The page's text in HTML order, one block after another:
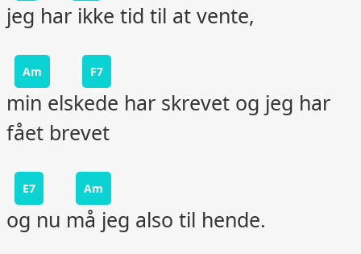
jeg har ikke tid til at vente,
Am F7
min elskede har skrevet og jeg har
fået brevet
E7 Am
og nu må jeg also til hende.